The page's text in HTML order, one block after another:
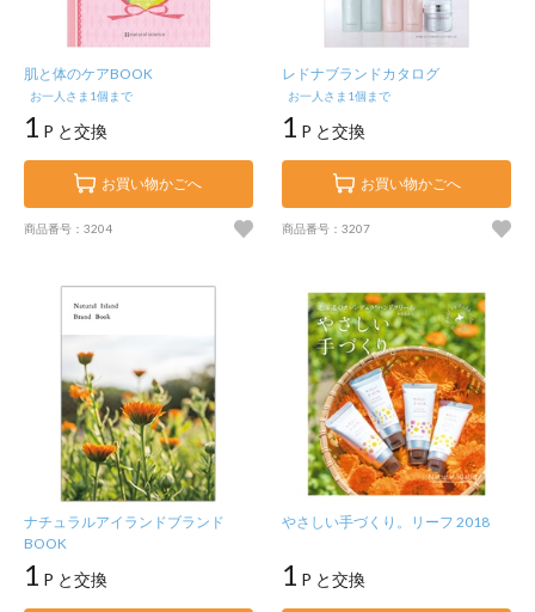
肌と体のケアBOOK
お一人さま1個まで
1 P と交換
お買い物かごへ
商品番号：3204
レドナブランドカタログ
お一人さま1個まで
1 P と交換
お買い物かごへ
商品番号：3207
ナチュラルアイランドブランド
BOOK
1 P と交換
やさしい手づくり。リーフ 2018
1 P と交換